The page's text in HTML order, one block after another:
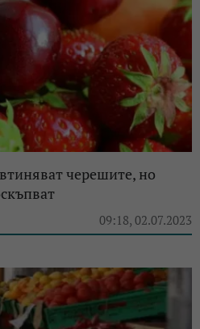
черешите, но
09:18, 02.07.2023